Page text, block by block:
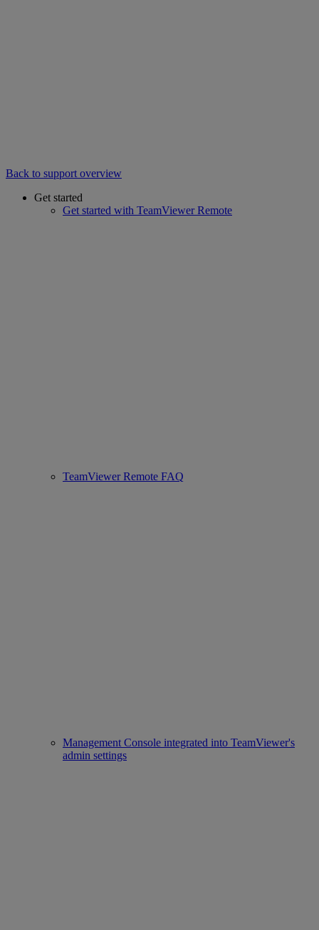
Back to support overview
Get started
Get started with TeamViewer Remote
TeamViewer Remote FAQ
Management Console integrated into TeamViewer's
admin settings